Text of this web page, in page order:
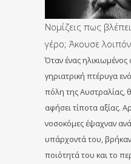
Νομίζεις πως
γέρο; Άκουσε λοιπόν
Όταν ένας
γηριατρική πτέρυγα
πόλη της Αυστραλίας,
αφήσει τίποτα αξίας.
νοσοκόμες έψαχναν
υπάρχοντά του,
ποιότητά του και το